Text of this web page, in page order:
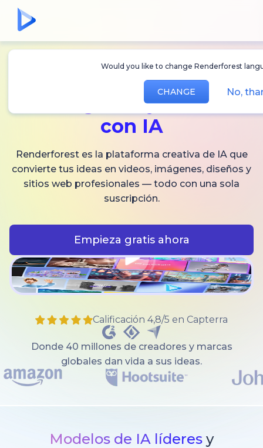
Would you like to change Renderforest
CHANGE No,
videos,
y audio
con IA
Renderforest es la plataforma creativa de IA que
convierte tus ideas en videos, imágenes, diseños y
sitios web profesionales — todo con una sola
suscripción.
Empieza gratis ahora
Calificación 4,8/5 en Capterra
Donde 40 millones de creadores y marcas
globales dan vida a sus ideas.
Modelos de IA líderes y